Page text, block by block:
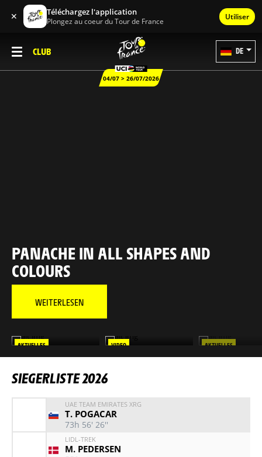
✕ Téléchargez l'application
Plongez au coeur du Tour de France Utiliser
CLUB
04/07 > 26/07/2026
DE
PANACHE IN ALL SHAPES AND
COLOURS
WEITERLESEN
AKTUELLES
MAÎTRE TADEJ
VIDEO
DIE BESTEN MOMENTE
AKTUELLES
ERLEBE JEDE
SIEGERLISTE 2026
UAE TEAM EMIRATES XRG
T. POGACAR
73h 56' 26''
LIDL-TREK
M. PEDERSEN